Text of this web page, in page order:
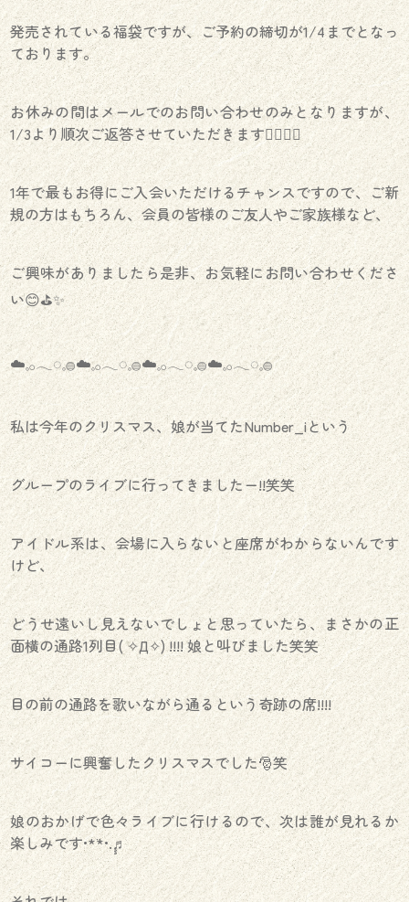
発売されている福袋ですが、ご予約の締切が1/4までとなっ
ております。
お休みの間はメールでのお問い合わせのみとなりますが、
1/3より順次ご返答させていただきます🙇🏻‍♀️✨️
1年で最もお得にご入会いただけるチャンスですので、ご新
規の方はもちろん、会員の皆様のご友人やご家族様など、
ご興味がありましたら是非、お気軽にお問い合わせくださ
い😊⛳️✨️
☁️𓈒𓂂𓂃◌𓈒𓐍☁️𓈒𓂂𓂃◌𓈒𓐍☁️𓈒𓂂𓂃◌𓈒𓐍☁️𓈒𓂂𓂃◌𓈒𓐍
私は今年のクリスマス、娘が当てたNumber_iという
グループのライブに行ってきましたー!!笑笑
アイドル系は、会場に入らないと座席がわからないんです
けど、
どうせ遠いし見えないでしょと思っていたら、まさかの正
面横の通路1列目( ✧Д✧) !!!! 娘と叫びました笑笑
目の前の通路を歌いながら通るという奇跡の席!!!!
サイコーに興奮したクリスマスでした🎅笑
娘のおかげで色々ライブに行けるので、次は誰が見れるか
楽しみです•*¨*•.¸¸♬︎